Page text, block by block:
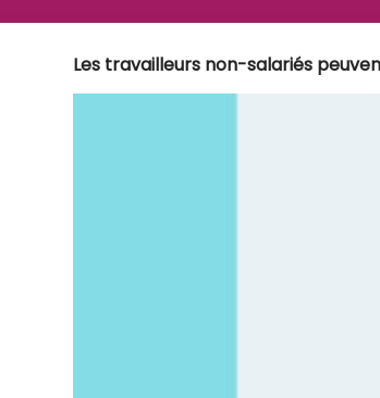
Les travailleurs non-salariés